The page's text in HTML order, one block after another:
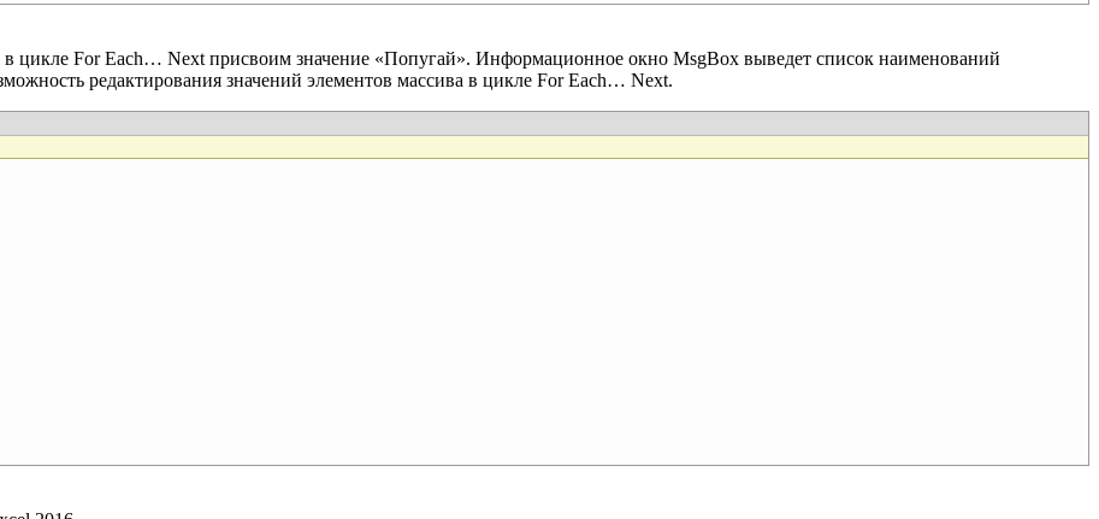
цикле For Each… Next присвоим значение «Попугай». Информационное окно MsgBox выведет список наименований
редактирования значений элементов массива в цикле For Each… Next.